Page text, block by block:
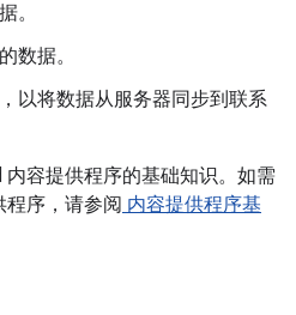
。
数据。
以将数据从服务器同步到联系
容提供程序的基础知识。如需
序，请参阅 内容提供程序基